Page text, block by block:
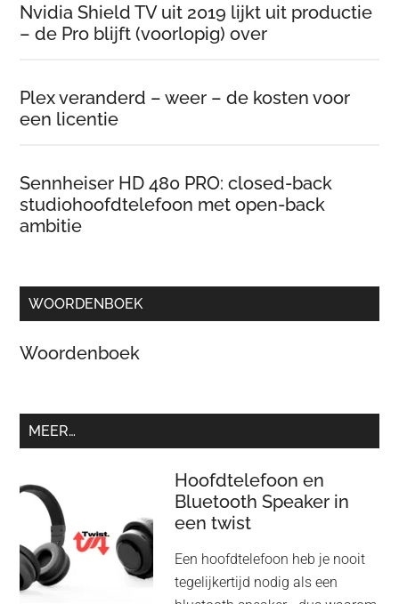
Nvidia Shield TV uit 2019 lijkt uit productie
– de Pro blijft (voorlopig) over
Plex veranderd – weer – de kosten voor
een licentie
Sennheiser HD 480 PRO: closed-back
studiohoofdtelefoon met open-back
ambitie
WOORDENBOEK
Woordenboek
MEER…
Hoofdtelefoon en
Bluetooth Speaker in
een twist
Een hoofdtelefoon heb je nooit
tegelijkertijd nodig als een